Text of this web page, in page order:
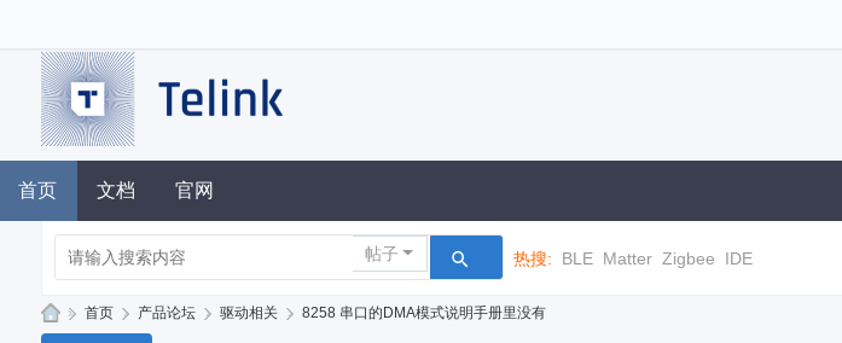
首页 文档 官网
帖子 热搜: BLE Matter Zigbee IDE
» 首页 › 产品论坛 › 驱动相关 › 8258 串口的DMA模式说明手册里没有